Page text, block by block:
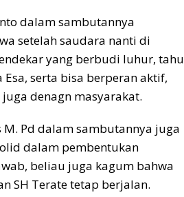
dalam sambutannya
setelah saudara nanti di
yang berbudi luhur, tahu
serta bisa berperan aktif,
denagn masyarakat.
Pd dalam sambutannya juga
dalam pembentukan
beliau juga kagum bahwa
SH Terate tetap berjalan.